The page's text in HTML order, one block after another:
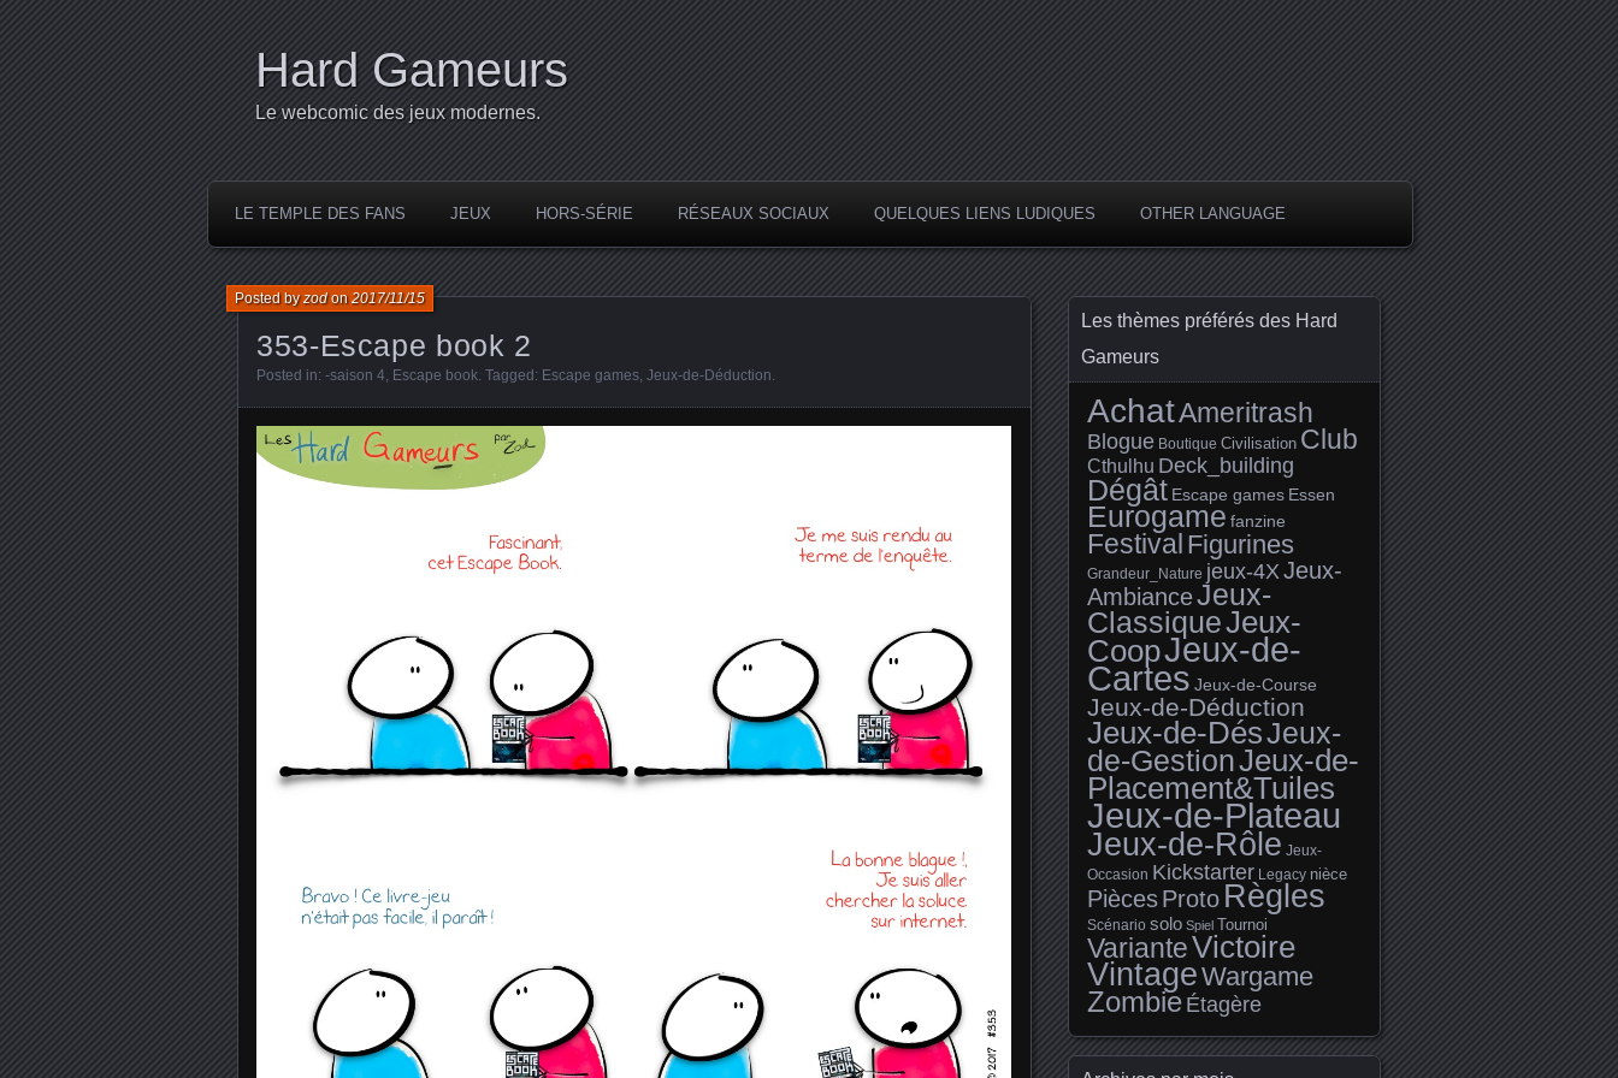
Hard Gameurs
Le webcomic des jeux modernes.
LE TEMPLE DES FANS JEUX HORS-SÉRIE RÉSEAUX SOCIAUX QUELQUES LIENS LUDIQUES OTHER LANGUAGE
353-Escape book 2
Posted byzodon2017/11/15
Posted in: -saison 4, Escape book. Tagged: Escape games, Jeux-de-Déduction.
Les thèmes préférés des Hard
Gameurs
AchatAmeritrash
Blogue Boutique Civilisation Club
Cthulhu Deck_building
Dégât Escape games Essen
Eurogame fanzine
Festival Figurines
Grandeur_Nature jeux-4XJeux-
AmbianceJeux-
ClassiqueJeux-
CoopJeux-de-
Cartes Jeux-de-Course
Jeux-de-Déduction
Jeux-de-DésJeux-
de-GestionJeux-de-
Placement&Tuiles
Jeux-de-Plateau
Jeux-de-Rôle Jeux-
Occasion Kickstarter Legacy nièce
PiècesProto Règles
Scénario solo Spiel Tournoi
VarianteVictoire
VintageWargame
Zombie Étagère